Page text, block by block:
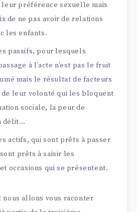
leur préférence sexuelle mais
de ne pas avoir de relations
les enfants.
passifs, pour lesquels
à l’acte n’est pas le fruit
mais le résultat de facteurs
de leur volonté qui les bloquent
sociale, la peur de
délit…
actifs, qui sont prêts à passer
prêts à saisir les
occasions qui se présentent.
nous allons vous raconter